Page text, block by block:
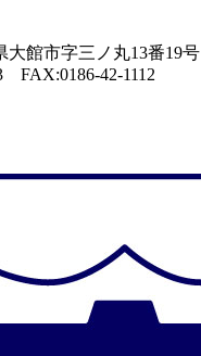
大館市字三ノ丸13番19号
FAX:0186-42-1112